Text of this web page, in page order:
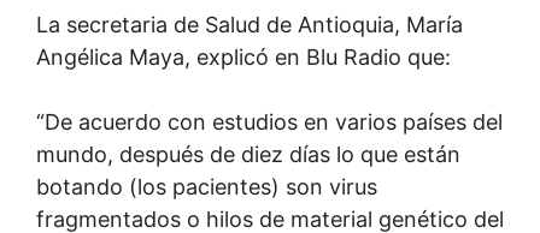
La secretaria de Salud de Antioquia, María
Angélica Maya, explicó en Blu Radio que:
“De acuerdo con estudios en varios países del
mundo, después de diez días lo que están
botando (los pacientes) son virus
fragmentados o hilos de material genético del